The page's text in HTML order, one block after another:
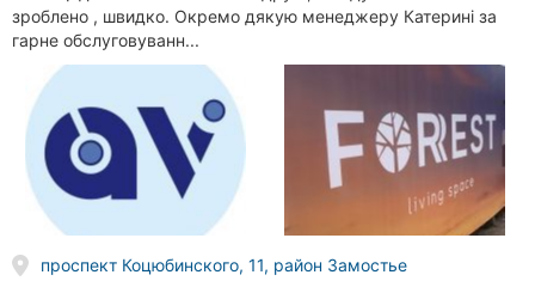
зроблено , швидко. Окремо дякую менеджеру Катерині за
гарне обслуговуванн...
проспект Коцюбинского, 11, район Замостье